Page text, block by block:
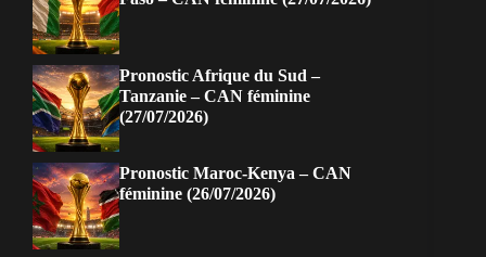
Pronostic Afrique du Sud –
Tanzanie – CAN féminine
(27/07/2026)
Pronostic Maroc-Kenya – CAN
féminine (26/07/2026)